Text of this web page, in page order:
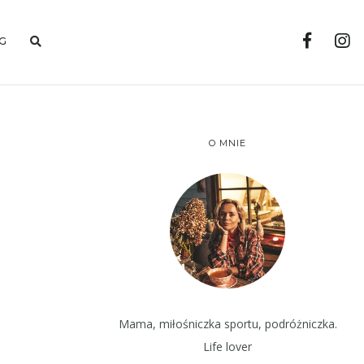
O MNIE
Mama, miłośniczka sportu, podróżniczka.
Life lover